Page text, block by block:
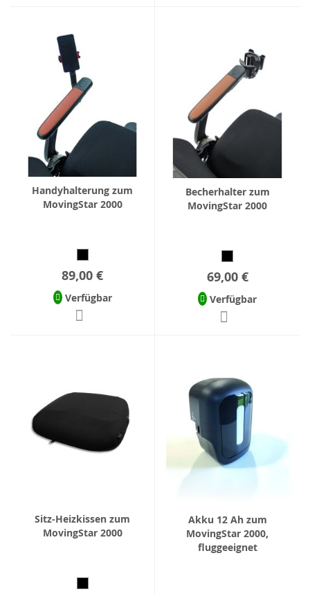
Handyhalterung zum
MovingStar 2000
89,00 €
Verfügbar
Becherhalter zum
MovingStar 2000
69,00 €
Verfügbar
Sitz-Heizkissen zum
MovingStar 2000
Akku 12 Ah zum
MovingStar 2000,
fluggeeignet